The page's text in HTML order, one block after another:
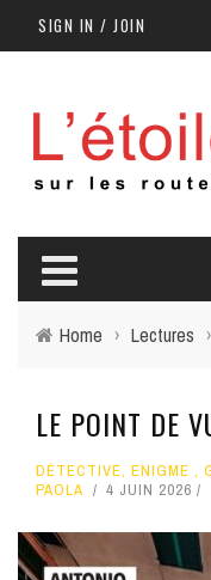
SIGN IN / JOIN
Home › Lectures ›
LE POINT DE
DÉTECTIVE, ENIGME ,
PAOLA
4 JUIN 2026